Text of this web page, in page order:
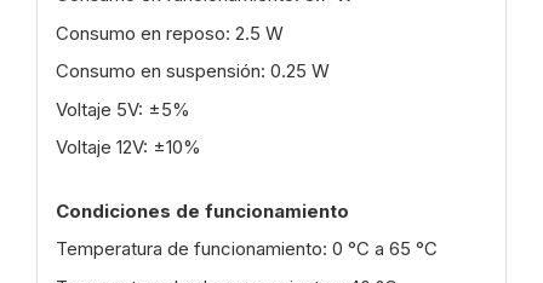
Consumo en reposo: 2.5 W
Consumo en suspensión: 0.25 W
Voltaje 5V: ±5%
Voltaje 12V: ±10%
Condiciones de funcionamiento
Temperatura de funcionamiento: 0 °C a 65 °C